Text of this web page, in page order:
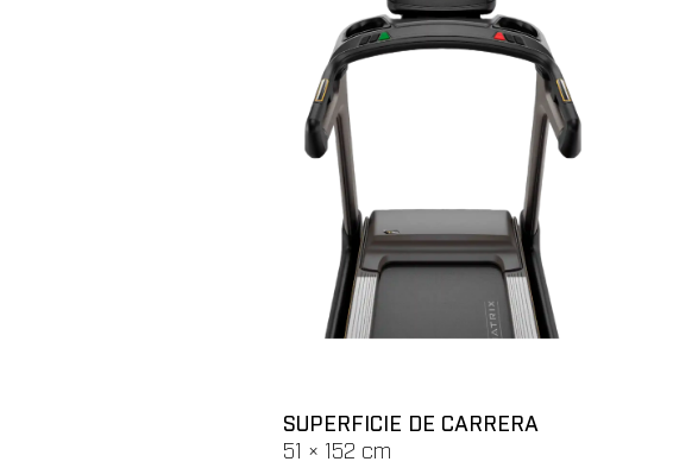
SUPERFICIE DE CARRERA
51 × 152 cm